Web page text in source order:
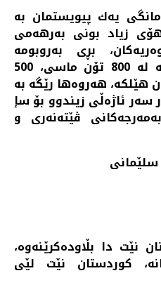
یه‌ك پیویستمان به‌
زیاد بونی به‌رهه‌می
بڕی به‌روبومه‌
هاورده‌كراوه‌كان بریتی یه‌ له‌ 800 تۆن ماسی، 500
سور و 510 تۆن هێلكه‌، هه‌روه‌ها رێگه‌ به‌
15000 هه‌زار سه‌ر ئاژه‌ڵی زیندوو بۆ سإ
ڤێته‌نه‌ری و
سلێمانی
نێت دا بڵاوده‌کرێنه‌وه‌،
کوردستان نێت لێی